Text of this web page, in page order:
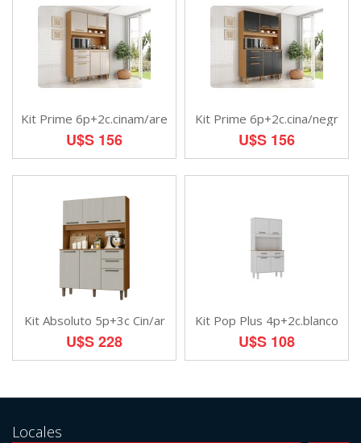
Kit Prime 6p+2c.cinam/are
U$S 156
Kit Prime 6p+2c.cina/negr
U$S 156
Kit Absoluto 5p+3c Cin/ar
U$S 228
Kit Pop Plus 4p+2c.blanco
U$S 108
Locales